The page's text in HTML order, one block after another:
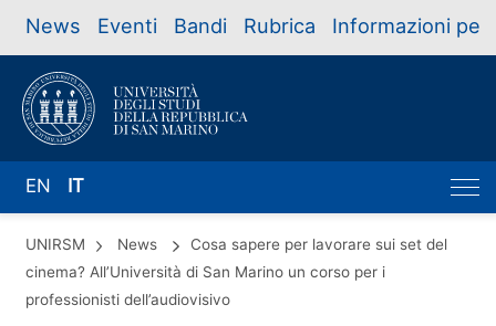
News Eventi Bandi Rubrica Informazioni per
EN IT
UNIRSM News
Cosa sapere per lavorare sui set del
cinema? All’Università di San Marino un corso per i
professionisti dell’audiovisivo